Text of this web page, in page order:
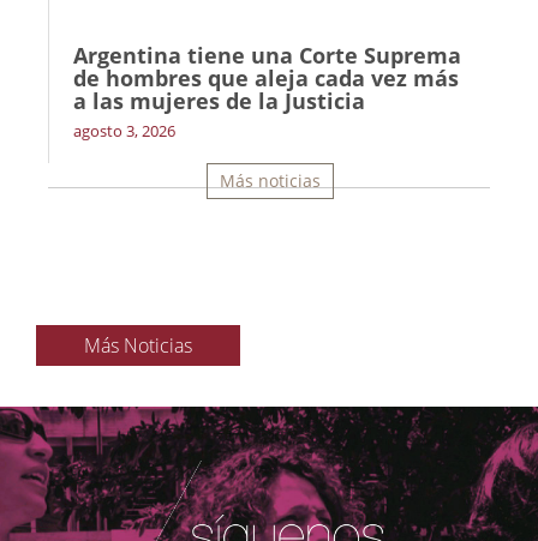
Argentina tiene una Corte Suprema
de hombres que aleja cada vez más
a las mujeres de la Justicia
agosto 3, 2026
Más noticias
Más Noticias